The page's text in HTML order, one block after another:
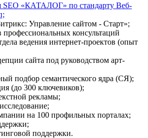
SEO «КАТАЛОГ» по стандарту Веб-
Управление сайтом - Старт»;
профессиональных консультаций
ведения интернет-проектов (опыт
сайта под руководством арт-
подбор семантического ядра (СЯ);
(до 300 ключевиков);
рекламы;
на 100 профильных порталах;
поддержки.